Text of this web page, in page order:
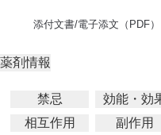
添付文書/電子添文（PDF）
薬剤情報
禁忌 効能・効
相互作用
副作用